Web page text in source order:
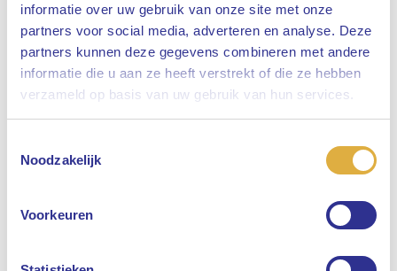
informatie over uw gebruik van onze site met onze
partners voor social media, adverteren en analyse. Deze
partners kunnen deze gegevens combineren met andere
informatie die u aan ze heeft verstrekt of die ze hebben
verzameld op basis van uw gebruik van hun services.
Noodzakelijk
Voorkeuren
Sluiten